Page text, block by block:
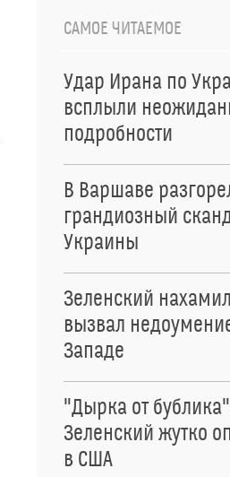
САМОЕ ЧИТАЕМОЕ
Удар Ирана по
всплыли
подробности
В Варшаве
грандиозный
Украины
Зеленский
вызвал
Западе
"Дырка от
Зеленский жутко
в США